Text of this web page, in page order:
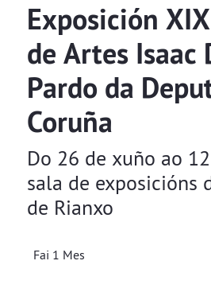
Exposición
de Artes Isaac
Pardo da
Coruña
Do 26 de xuño ao
sala de exposicións
de Rianxo
Fai 1 Mes